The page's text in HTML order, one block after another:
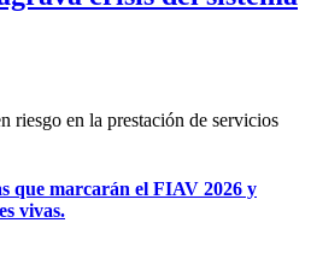
riesgo en la prestación de servicios
que marcarán el FIAV 2026 y
vivas.